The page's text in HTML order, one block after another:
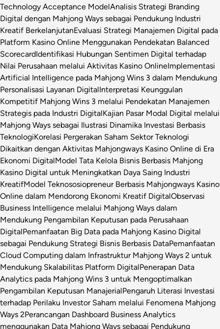
Technology Acceptance ModelAnalisis Strategi Branding
Digital dengan Mahjong Ways sebagai Pendukung Industri
Kreatif BerkelanjutanEvaluasi Strategi Manajemen Digital pada
Platform Kasino Online Menggunakan Pendekatan Balanced
ScorecardIdentifikasi Hubungan Sentimen Digital terhadap
Nilai Perusahaan melalui Aktivitas Kasino OnlineImplementasi
Artificial Intelligence pada Mahjong Wins 3 dalam Mendukung
Personalisasi Layanan DigitalInterpretasi Keunggulan
Kompetitif Mahjong Wins 3 melalui Pendekatan Manajemen
Strategis pada Industri DigitalKajian Pasar Modal Digital melalui
Mahjong Ways sebagai Ilustrasi Dinamika Investasi Berbasis
TeknologiKorelasi Pergerakan Saham Sektor Teknologi
Dikaitkan dengan Aktivitas Mahjongways Kasino Online di Era
Ekonomi DigitalModel Tata Kelola Bisnis Berbasis Mahjong
Kasino Digital untuk Meningkatkan Daya Saing Industri
KreatifModel Teknososiopreneur Berbasis Mahjongways Kasino
Online dalam Mendorong Ekonomi Kreatif DigitalObservasi
Business Intelligence melalui Mahjong Ways dalam
Mendukung Pengambilan Keputusan pada Perusahaan
DigitalPemanfaatan Big Data pada Mahjong Kasino Digital
sebagai Pendukung Strategi Bisnis Berbasis DataPemanfaatan
Cloud Computing dalam Infrastruktur Mahjong Ways 2 untuk
Mendukung Skalabilitas Platform DigitalPenerapan Data
Analytics pada Mahjong Wins 3 untuk Mengoptimalkan
Pengambilan Keputusan ManajerialPengaruh Literasi Investasi
terhadap Perilaku Investor Saham melalui Fenomena Mahjong
Ways 2Perancangan Dashboard Business Analytics
menggunakan Data Mahjong Ways sebagai Pendukung